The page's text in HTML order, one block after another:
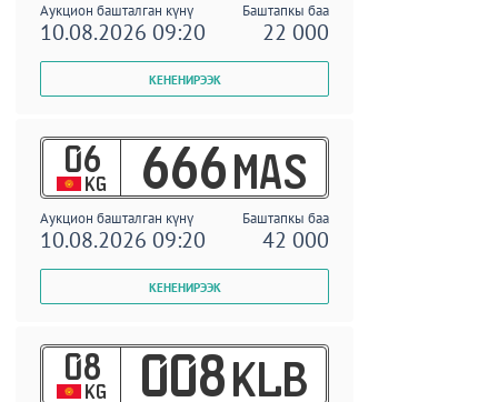
Аукцион башталган күнү Баштапкы баа
10.08.2026 09:20 22 000
06
KG 666 MAS
Аукцион башталган күнү Баштапкы баа
10.08.2026 09:20 42 000
08
KG 008 KLB